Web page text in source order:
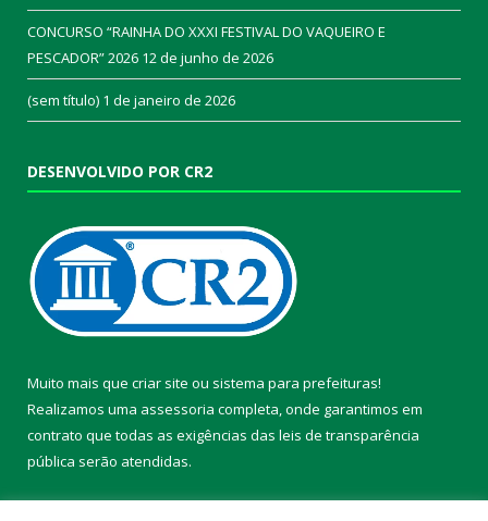
CONCURSO “RAINHA DO XXXI FESTIVAL DO VAQUEIRO E
PESCADOR” 2026 12 de junho de 2026
(sem título) 1 de janeiro de 2026
DESENVOLVIDO POR CR2
Muito mais que criar site ou sistema para prefeituras!
Realizamos uma assessoria completa, onde garantimos em
contrato que todas as exigências das leis de transparência
pública serão atendidas.